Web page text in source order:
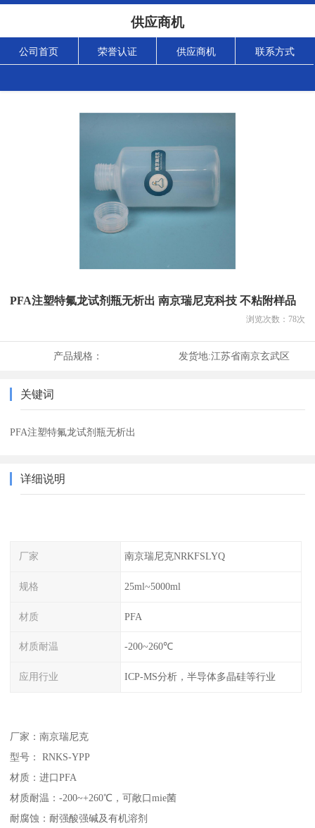
供应商机
公司首页 荣誉认证 供应商机 联系方式
PFA注塑特氟龙试剂瓶无析出 南京瑞尼克科技 不粘附样品
浏览次数： 78次
产品规格： 发货地:江苏省南京玄武区
关键词
PFA注塑特氟龙试剂瓶无析出
详细说明
厂家 南京瑞尼克NRKFSLYQ
规格 25ml~5000ml
材质 PFA
材质耐温 -200~260℃
应用行业 ICP-MS分析，半导体多晶硅等行业
厂家：南京瑞尼克
型号： RNKS-YPP
材质：进口PFA
材质耐温：-200~+260℃，可敞口mie菌
耐腐蚀：耐强酸强碱及有机溶剂